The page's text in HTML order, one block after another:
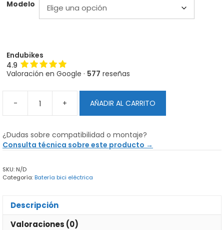
Modelo
Endubikes
4.9
Valoración en Google · 577 reseñas
-
Protector
de
eBike
AVS
Specialized
cantidad
+ AÑADIR AL CARRITO
¿Dudas sobre compatibilidad o montaje?
Consulta técnica sobre este producto →
SKU: N/D
Categoría:Batería bici eléctrica
Descripción
Valoraciones (0)